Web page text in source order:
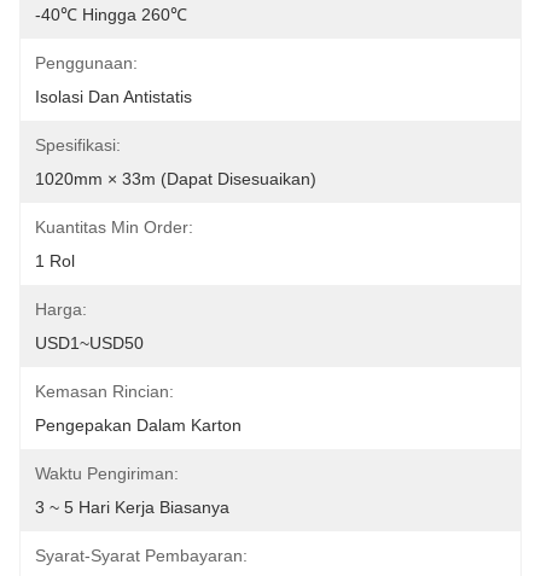
-40℃ Hingga 260℃
Penggunaan:
Isolasi Dan Antistatis
Spesifikasi:
1020mm × 33m (Dapat Disesuaikan)
Kuantitas Min Order:
1 Rol
Harga:
USD1~USD50
Kemasan Rincian:
Pengepakan Dalam Karton
Waktu Pengiriman:
3 ~ 5 Hari Kerja Biasanya
Syarat-Syarat Pembayaran: